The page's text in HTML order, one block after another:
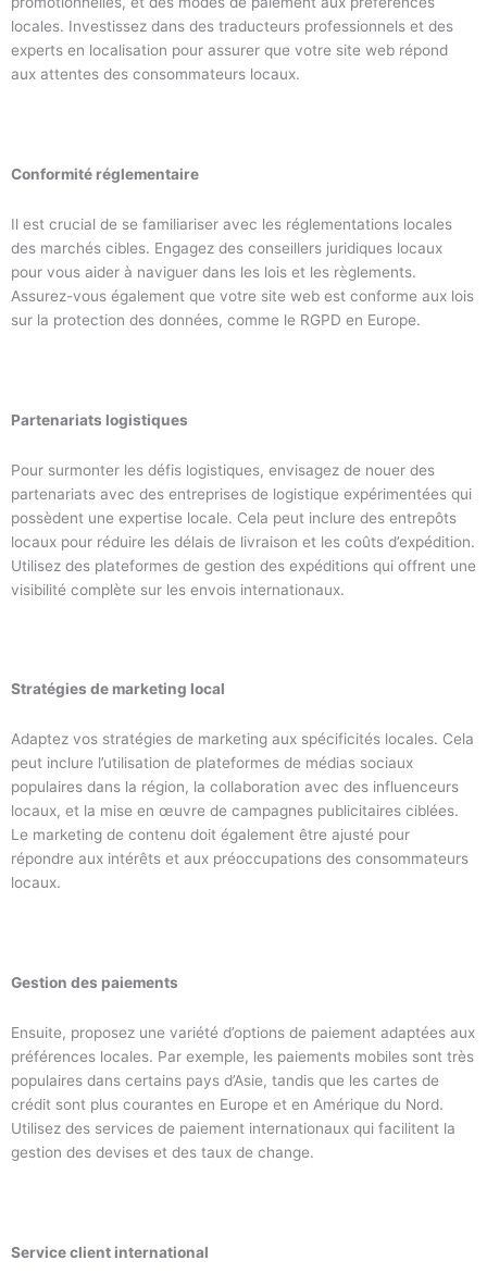
locales. Investissez dans des traducteurs professionnels et des
experts en localisation pour assurer que votre site web répond
aux attentes des consommateurs locaux.
Conformité réglementaire
Il est crucial de se familiariser avec les réglementations locales
des marchés cibles. Engagez des conseillers juridiques locaux
pour vous aider à naviguer dans les lois et les règlements.
Assurez-vous également que votre site web est conforme aux lois
sur la protection des données, comme le RGPD en Europe.
Partenariats logistiques
Pour surmonter les défis logistiques, envisagez de nouer des
partenariats avec des entreprises de logistique expérimentées qui
possèdent une expertise locale. Cela peut inclure des entrepôts
locaux pour réduire les délais de livraison et les coûts d’expédition.
Utilisez des plateformes de gestion des expéditions qui offrent une
visibilité complète sur les envois internationaux.
Stratégies de marketing local
Adaptez vos stratégies de marketing aux spécificités locales. Cela
peut inclure l’utilisation de plateformes de médias sociaux
populaires dans la région, la collaboration avec des influenceurs
locaux, et la mise en œuvre de campagnes publicitaires ciblées.
Le marketing de contenu doit également être ajusté pour
répondre aux intérêts et aux préoccupations des consommateurs
locaux.
Gestion des paiements
Ensuite, proposez une variété d’options de paiement adaptées aux
préférences locales. Par exemple, les paiements mobiles sont très
populaires dans certains pays d’Asie, tandis que les cartes de
crédit sont plus courantes en Europe et en Amérique du Nord.
Utilisez des services de paiement internationaux qui facilitent la
gestion des devises et des taux de change.
Service client international